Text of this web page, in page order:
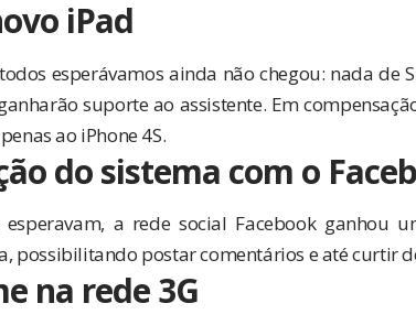
iPad
esperávamos ainda não chegou: nada de
suporte ao assistente. Em
ao iPhone 4S.
do sistema com o
a rede social Facebook ganhou
possibilitando postar comentários e até curtir
na rede 3G